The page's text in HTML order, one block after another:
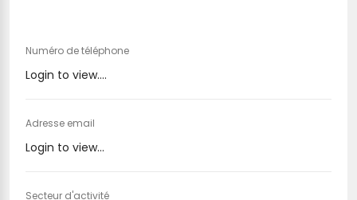
Numéro de téléphone
Login to view....
Adresse email
Login to view...
Secteur d'activité